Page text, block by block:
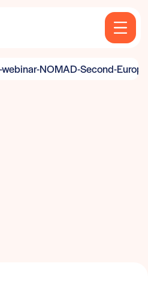
NOMAD-Second-